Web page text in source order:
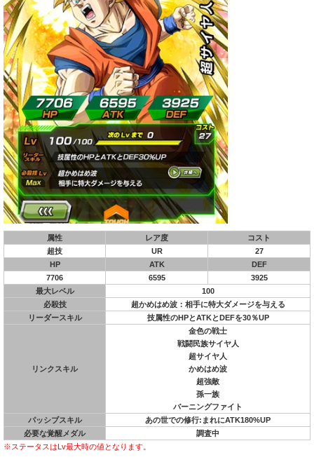
属性 レア度
コスト
超技
UR
27
HP
ATK
DEF
7706
6595
3925
最大レベル
100
必殺技
超かめはめ波：相手に特大ダメージを与える
リーダースキル
技属性のHPとATKとDEFを30％UP
リンクスキル
金色の戦士
戦闘民族サイヤ人
超サイヤ人
かめはめ波
超強敵
孫一族
バーニングファイト
パッシブスキル
あの世での修行:まれにATK180%UP
必要な覚醒メダル
調査中
※ステータスはLv最大時の値となります。